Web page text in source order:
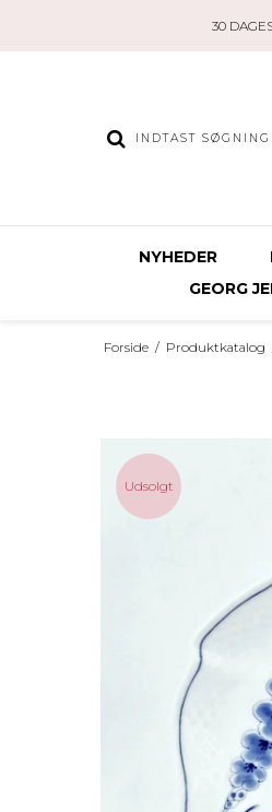
30
NYHEDER
GEORG
Forside / Produktkatalog
Udsolgt